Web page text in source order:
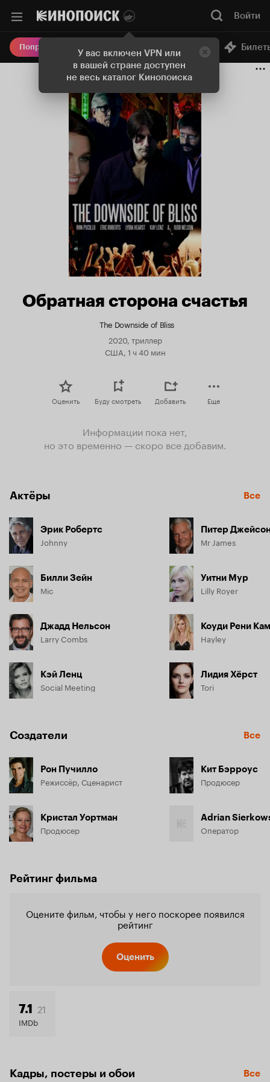
У вас включен VPN или
в вашей стране доступен
не весь каталог Кинопоиска
Войти
Попробовать Плюс Онлайн-кинотеатр
Обратная сторона счастья
The Downside of Bliss
2020, триллер
США, 1 ч 40 мин
Оценить Буду смотреть Добавить Еще
Информации пока нет,
но это временно — скоро все добавим.
Актёры Все
Эрик Робертс
Johnny
Билли Зейн
Mic
Джадд Нельсон
Larry Combs
Кэй Ленц
Social Meeting
Питер
Mr James
Уитни Мур
Lilly Royer
Коуди Рени
Hayley
Лидия Хёрст
Tori
Создатели Все
Рон Пучилло
Режиссёр, Сценарист
Кристал Уортман
Продюсер
Кит Бэрроус
Продюсер
Adrian
Оператор
Рейтинг фильма
Оцените фильм, чтобы у него поскорее появился
рейтинг
Оценить
7.1 21
IMDb
Кадры, постеры и обои Все